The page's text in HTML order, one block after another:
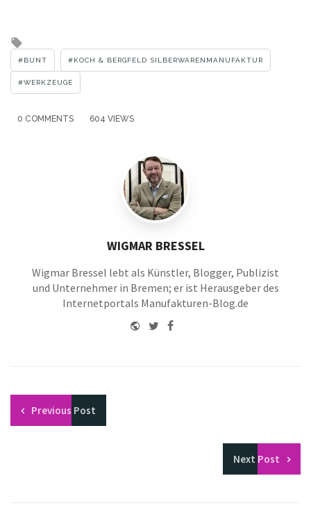
with
BUNT KOCH & BERGFELD SILBERWARENMANUFAKTUR
WERKZEUGE
0 COMMENTS 604 VIEWS
WIGMAR BRESSEL
Wigmar Bressel lebt als Künstler, Blogger, Publizist
und Unternehmer in Bremen; er ist Herausgeber des
Internetportals Manufakturen-Blog.de
WebsiteTwitterFacebook
Previous Post
Next Post